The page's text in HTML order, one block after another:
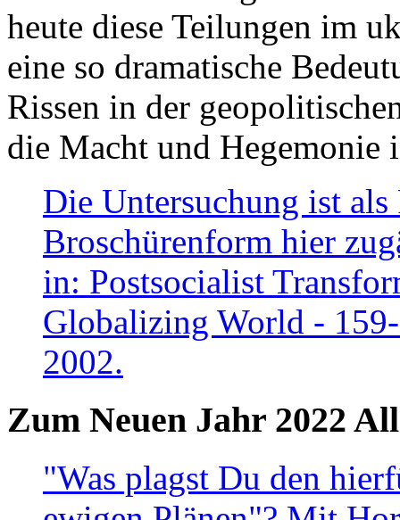
heute diese Teilungen im
eine so dramatische
Rissen in der
die Macht und Hegemonie
Die Untersuchung ist
Broschürenform hier
in: Postsocialist
Globalizing World -
2002.
Zum Neuen Jahr 2022
"Was plagst Du den